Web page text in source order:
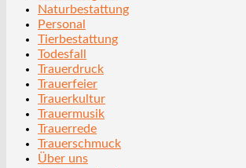
Naturbestattung
Personal
Tierbestattung
Todesfall
Trauerdruck
Trauerfeier
Trauerkultur
Trauermusik
Trauerrede
Trauerschmuck
Über uns